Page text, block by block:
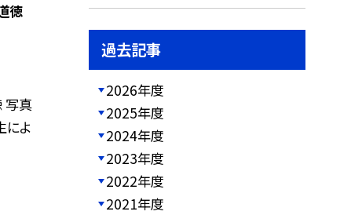
徳
写真
によ
過去記事
2026年度
2025年度
2024年度
2023年度
2022年度
2021年度